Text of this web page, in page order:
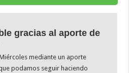
gracias al aporte de
mediante un aporte
podamos seguir haciendo